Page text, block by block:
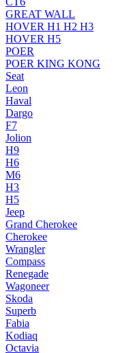
GREAT WALL
HOVER H1 H2 H3
HOVER H5
POER
POER KING KONG
Seat
Leon
Haval
Dargo
F7
Jolion
H9
H6
M6
H3
H5
Jeep
Grand Cherokee
Cherokee
Wrangler
Compass
Renegade
Wagoneer
Skoda
Superb
Fabia
Kodiaq
Octavia